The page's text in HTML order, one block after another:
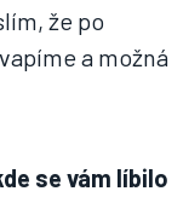
že po
a možná
se vám líbilo